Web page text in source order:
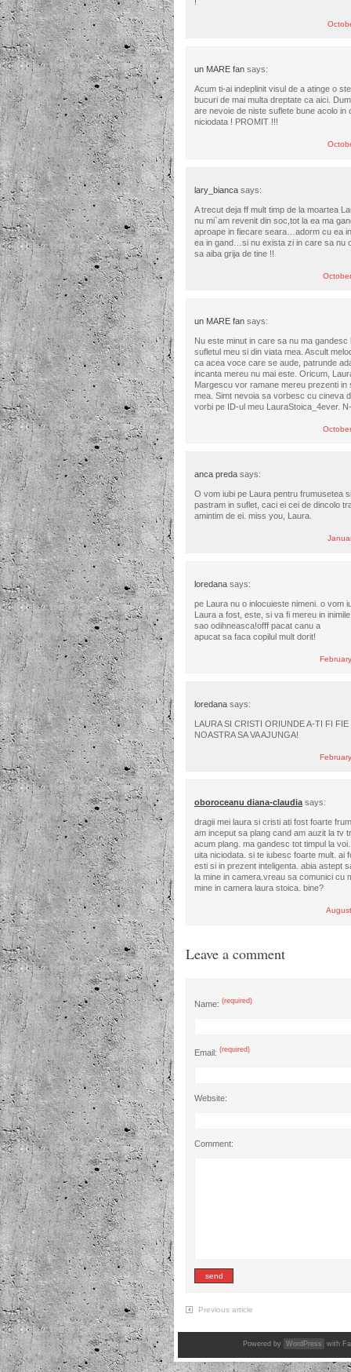
un MARE fan says:
Acum ti-ai indeplinit visul de a atinge o
bucuri de mai multa dreptate ca aici.
are nevoie de niste suflete bune acolo in
niciodata ! PROMIT !!!
lary_bianca says:
A trecut deja ff mult timp de la moartea
nu mi`am revenit din soc,tot la ea ma
aproape in fiecare seara…adorm cu ea
ea in gand…si nu exista zi in care sa nu
sa aiba grija de tine !!
un MARE fan says:
Nu este minut in care sa nu ma gandesc
sufletul meu si din viata mea. Ascult
ca acea voce care se aude, patrunde
incanta mereu nu mai este. Oricum,
Margescu vor ramane mereu prezenti in
mea. Simt nevoia sa vorbesc cu cineva
vorbi pe ID-ul meu LauraStoica_4ever.
anca preda says:
O vom iubi pe Laura pentru frumusetea
pastram in suflet, caci ei cei de dincolo
amintim de ei. miss you, Laura.
loredana says:
pe Laura nu o inlocuieste nimeni. o vom
Laura a fost, este, si va fi mereu in
sao odihneasca!offf pacat canu a
apucat sa faca copilul mult dorit!
loredana says:
LAURA SI CRISTI ORIUNDE A-TI FI FIE
NOASTRA SA VA AJUNGA!
oboroceanu diana-claudia says:
dragii mei laura si cristi ati fost foarte
am inceput sa plang cand am auzit la tv
acum plang. ma gandesc tot timpul la
uita niciodata. si te iubesc foarte mult. ai
esti si in prezent inteligenta. abia astept
la mine in camera.vreau sa comunici cu
mine in camera laura stoica. bine?
Leave a comment
Name: (required)
Email: (required)
Website:
Comment:
Previous article
Powered by WordPress with